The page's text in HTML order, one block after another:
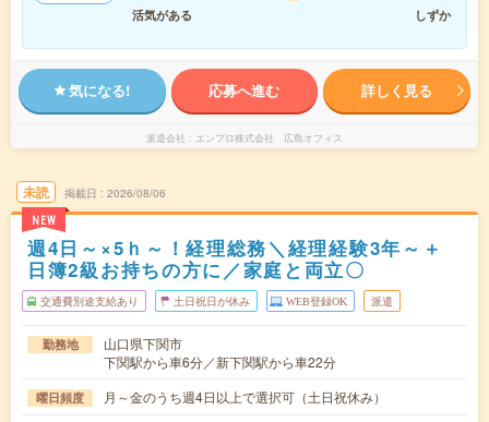
活気がある
しずか
気になる! 応募へ進む 詳しく見る
派遣会社 エンプロ株式会社 広島オフィス
未読
NEW
掲載日 2026/08/06
週4日～×5ｈ～！経理総務＼経理経験3年～＋
日簿2級お持ちの方に／家庭と両立〇
交通費別途支給あり 土日祝日が休み WEB登録OK 派遣
勤務地
山口県下関市
下関駅から車6分／新下関駅から車22分
曜日頻度 月～金のうち週4日以上で選択可（土日祝休み）